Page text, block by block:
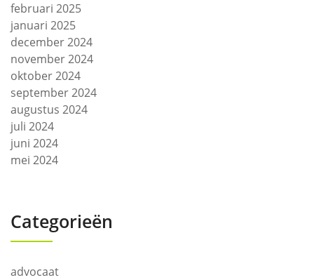
februari 2025
januari 2025
december 2024
november 2024
oktober 2024
september 2024
augustus 2024
juli 2024
juni 2024
mei 2024
Categorieën
advocaat